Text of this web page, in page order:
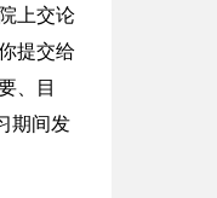
上交论
提交给
、目
期间发